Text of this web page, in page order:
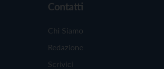
Contatti
Chi Siamo
Redazione
Scrivici